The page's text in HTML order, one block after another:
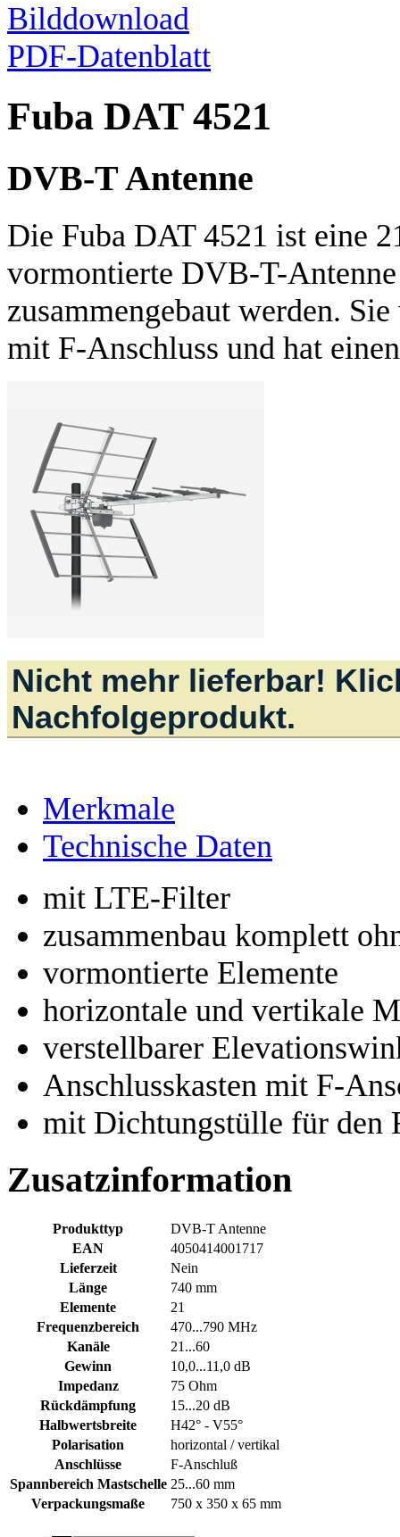
Bilddownload
PDF-Datenblatt
Fuba DAT 4521
DVB-T Antenne
Die Fuba DAT 4521 ist eine
vormontierte DVB-T-
zusammengebaut werden.
mit F-Anschluss und hat
Nicht mehr lieferbar!
Nachfolgeprodukt.
Merkmale
Technische Daten
mit LTE-Filter
zusammenbau komplett
vormontierte Elemente
horizontale und vertikale
verstellbarer
Anschlusskasten mit F-
mit Dichtungstülle für den
Zusatzinformation
Produkttyp
DVB-T Antenne
EAN
4050414001717
Lieferzeit
Nein
Länge
740 mm
Elemente
21
Frequenzbereich
470...790 MHz
Kanäle
21...60
Gewinn
10,0...11,0 dB
Impedanz
75 Ohm
Rückdämpfung
15...20 dB
Halbwertsbreite
H42° - V55°
Polarisation
horizontal / vertikal
Anschlüsse
F-Anschluß
Spannbereich Mastschelle 25...60 mm
Verpackungsmaße
750 x 350 x 65 mm